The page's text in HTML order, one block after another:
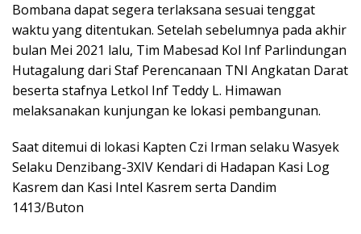
Bombana dapat segera terlaksana sesuai tenggat
waktu yang ditentukan. Setelah sebelumnya pada akhir
bulan Mei 2021 lalu, Tim Mabesad Kol Inf Parlindungan
Hutagalung dari Staf Perencanaan TNI Angkatan Darat
beserta stafnya Letkol Inf Teddy L. Himawan
melaksanakan kunjungan ke lokasi pembangunan.
Saat ditemui di lokasi Kapten Czi Irman selaku Wasyek
Selaku Denzibang-3XIV Kendari di Hadapan Kasi Log
Kasrem dan Kasi Intel Kasrem serta Dandim
1413/Buton